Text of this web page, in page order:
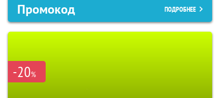
Промокод ПОДРОБНЕЕ
-20%